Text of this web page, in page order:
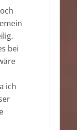
bei
ich